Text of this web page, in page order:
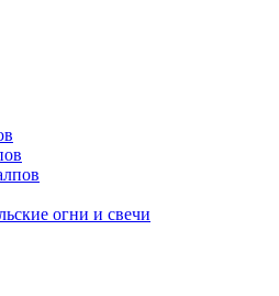
огни и свечи